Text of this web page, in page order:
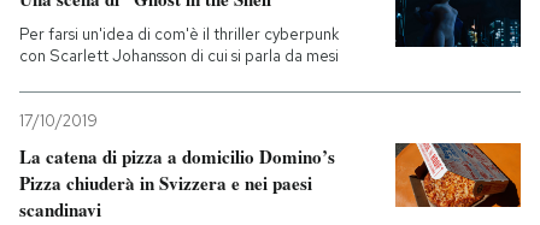
Per farsi un'idea di com'è il thriller cyberpunk
con Scarlett Johansson di cui si parla da mesi
17/10/2019
La catena di pizza a domicilio Domino’s
Pizza chiuderà in Svizzera e nei paesi
scandinavi